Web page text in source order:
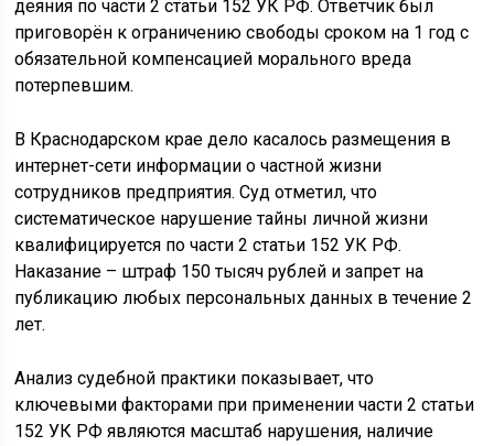
деяния по части 2 статьи 152 УК РФ. Ответчик был
приговорён к ограничению свободы сроком на 1 год с
обязательной компенсацией морального вреда
потерпевшим.
В Краснодарском крае дело касалось размещения в
интернет-сети информации о частной жизни
сотрудников предприятия. Суд отметил, что
систематическое нарушение тайны личной жизни
квалифицируется по части 2 статьи 152 УК РФ.
Наказание – штраф 150 тысяч рублей и запрет на
публикацию любых персональных данных в течение 2
лет.
Анализ судебной практики показывает, что
ключевыми факторами при применении части 2 статьи
152 УК РФ являются масштаб нарушения, наличие